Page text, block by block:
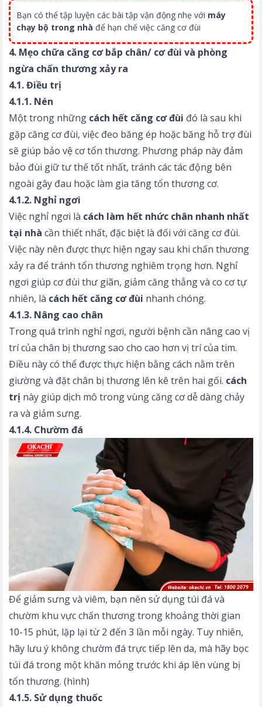
Bạn có thể tập luyện các bài tập vận động nhẹ với máy
chạy bộ trong nhà để hạn chế việc căng cơ đùi
4. Mẹo chữa căng cơ bắp chân/ cơ đùi và phòng
ngừa chấn thương xảy ra
4.1. Điều trị
4.1.1. Nén
Một trong những cách hết căng cơ đùi đó là sau khi
gặp căng cơ đùi, việc đeo băng ép hoặc băng hỗ trợ đùi
sẽ giúp bảo vệ cơ tổn thương. Phương pháp này đảm
bảo đùi giữ tư thế tốt nhất, tránh các tác động bên
ngoài gây đau hoặc làm gia tăng tổn thương cơ.
4.1.2. Nghỉ ngơi
Việc nghỉ ngơi là cách làm hết nhức chân nhanh nhất
tại nhà cần thiết nhất, đặc biệt là đối với căng cơ đùi.
Việc này nên được thực hiện ngay sau khi chấn thương
xảy ra để tránh tổn thương nghiêm trọng hơn. Nghỉ
ngơi giúp cơ đùi thư giãn, giảm căng thẳng và co cơ tự
nhiên, là cách hết căng cơ đùi nhanh chóng.
4.1.3. Nâng cao chân
Trong quá trình nghỉ ngơi, người bệnh cần nâng cao vị
trí của chân bị thương sao cho cao hơn vị trí của tim.
Điều này có thể được thực hiện bằng cách nằm trên
giường và đặt chân bị thương lên kê trên hai gối. cách
trị này giúp dịch mô trong vùng căng cơ dễ dàng chảy
ra và giảm sưng.
4.1.4. Chườm đá
Để giảm sưng và viêm, bạn nên sử dụng túi đá và
chườm khu vực chấn thương trong khoảng thời gian
10-15 phút, lặp lại từ 2 đến 3 lần mỗi ngày. Tuy nhiên,
hãy lưu ý không chườm đá trực tiếp lên da, mà hãy bọc
túi đá trong một khăn mỏng trước khi áp lên vùng bị
tổn thương. (hình)
4.1.5. Sử dụng thuốc